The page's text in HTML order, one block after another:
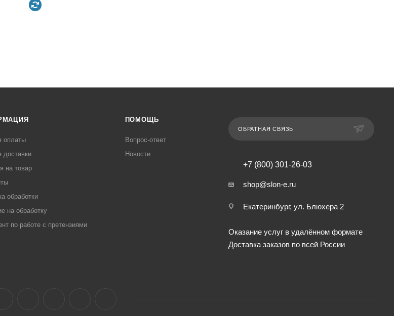
оплаты
доставки
на товар
обработки
на обработку
по работе с претензиями
ПОМОЩЬ
Вопрос-ответ
Новости
ОБРАТНАЯ СВЯЗЬ
+7 (800) 301-26-03
shop@slon-e.ru
Екатеринбург, ул. Блюхера 2
Оказание услуг в удалённом формате
Доставка заказов по всей России